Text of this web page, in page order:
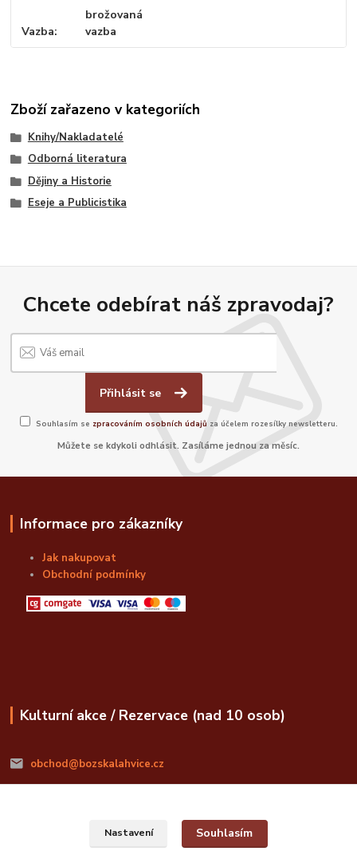
Vazba
brožovaná
vazba
Zboží zařazeno v kategoriích
Knihy/Nakladatelé
Odborná literatura
Dějiny a Historie
Eseje a Publicistika
Chcete odebírat náš zpravodaj?
Přihlásit se
Souhlasím se zpracováním osobních údajů za účelem rozesílky newsletteru.
Můžete se kdykoli odhlásit. Zasíláme jednou za měsíc.
Informace pro zákazníky
Jak nakupovat
Obchodní podmínky
Kulturní akce / Rezervace (nad 10 osob)
obchod@bozskalahvice.cz
Nastavení Souhlasím